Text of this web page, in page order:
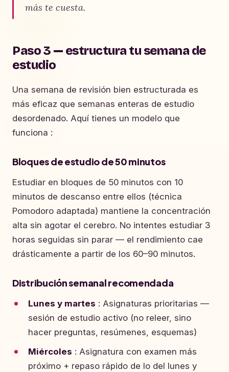
más te cuesta.
Paso 3 — estructura tu semana de
estudio
Una semana de revisión bien estructurada es
más eficaz que semanas enteras de estudio
desordenado. Aquí tienes un modelo que
funciona :
Bloques de estudio de 50 minutos
Estudiar en bloques de 50 minutos con 10
minutos de descanso entre ellos (técnica
Pomodoro adaptada) mantiene la concentración
alta sin agotar el cerebro. No intentes estudiar 3
horas seguidas sin parar — el rendimiento cae
drásticamente a partir de los 60–90 minutos.
Distribución semanal recomendada
Lunes y martes : Asignaturas prioritarias —
sesión de estudio activo (no releer, sino
hacer preguntas, resúmenes, esquemas)
Miércoles : Asignatura con examen más
próximo + repaso rápido de lo del lunes y